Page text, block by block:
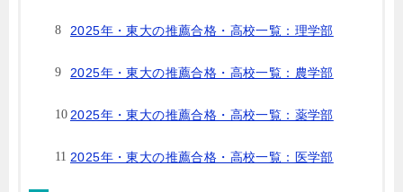
2025年・東大の推薦合格・高校一覧：理学部
2025年・東大の推薦合格・高校一覧：農学部
2025年・東大の推薦合格・高校一覧：薬学部
2025年・東大の推薦合格・高校一覧：医学部